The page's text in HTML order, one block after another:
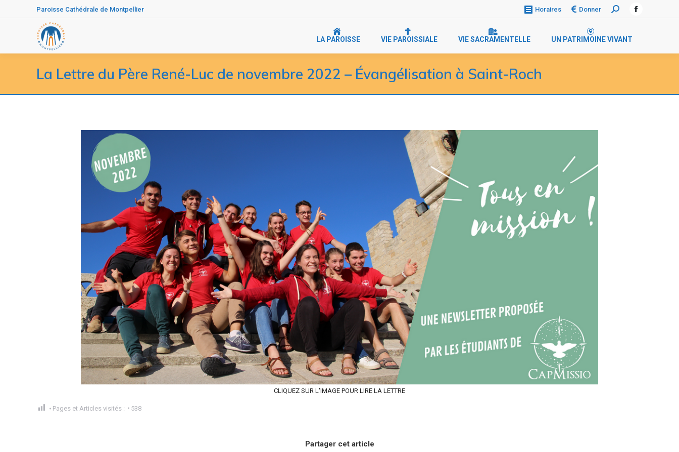
Paroisse Cathédrale de Montpellier Horaires Donner
LA PAROISSE VIE PAROISSIALE VIE SACRAMENTELLE UN PATRIMOINE VIVANT
La Lettre du Père René-Luc de novembre 2022 – Évangélisation à Saint-Roch
CLIQUEZ SUR L'IMAGE POUR LIRE LA LETTRE
Pages et Articles visités : 538
Partager cet article